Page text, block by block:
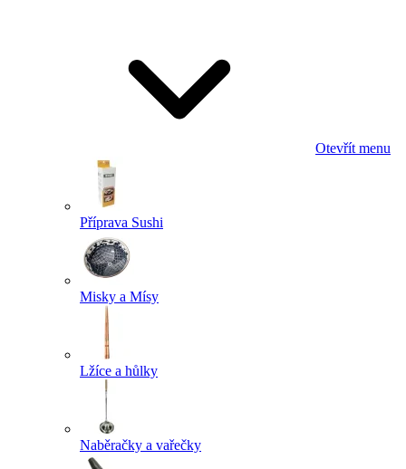
Otevřít menu
Příprava Sushi
Misky a Mísy
Lžíce a hůlky
Naběračky a vařečky